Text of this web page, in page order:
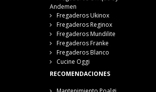
Andemen
Fregaderos Ukinox
Fregaderos Reginox
Fregaderos Mundilite
Fregaderos Franke
Fregaderos Blanco
Cucine Oggi
RECOMENDACIONES